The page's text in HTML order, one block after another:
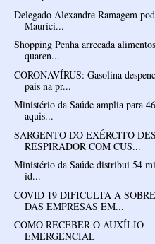
Delegado Alexandre Ramagem
Mauríci...
Shopping Penha arrecada
quaren...
CORONAVÍRUS: Gasolina
país na pr...
Ministério da Saúde amplia para
aquis...
SARGENTO DO EXÉRCITO
RESPIRADOR COM CUS...
Ministério da Saúde distribui 54
id...
COVID 19 DIFICULTA A
DAS EMPRESAS EM...
COMO RECEBER O AUXÍLIO
EMERGENCIAL